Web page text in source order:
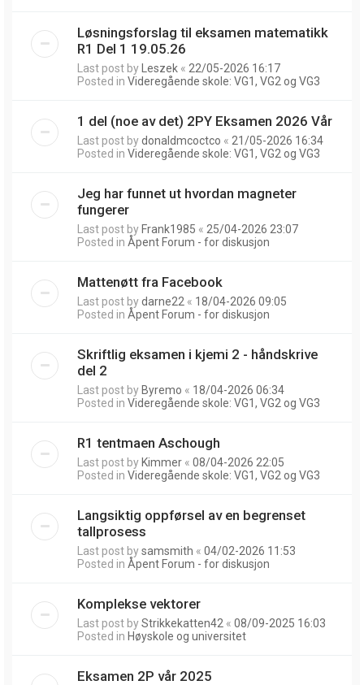
Løsningsforslag til eksamen matematikk
R1 Del 1 19.05.26
Last post by Leszek « 22/05-2026 16:17
Posted in Videregående skole: VG1, VG2 og VG3
1 del (noe av det) 2PY Eksamen 2026 Vår
Last post bydonaldmcoctco « 21/05-2026 16:34
Posted in Videregående skole: VG1, VG2 og VG3
Jeg har funnet ut hvordan magneter
fungerer
Last post by Frank1985 « 25/04-2026 23:07
Posted in Åpent Forum - for diskusjon
Mattenøtt fra Facebook
Last post bydarne22 « 18/04-2026 09:05
Posted in Åpent Forum - for diskusjon
Skriftlig eksamen i kjemi 2 - håndskrive
del 2
Last post by Byremo « 18/04-2026 06:34
Posted in Videregående skole: VG1, VG2 og VG3
R1 tentmaen Aschough
Last post by Kimmer « 08/04-2026 22:05
Posted in Videregående skole: VG1, VG2 og VG3
Langsiktig oppførsel av en begrenset
tallprosess
Last post bysamsmith « 04/02-2026 11:53
Posted in Åpent Forum - for diskusjon
Komplekse vektorer
Last post byStrikkekatten42 « 08/09-2025 16:03
Posted in Høyskole og universitet
Eksamen 2P vår 2025